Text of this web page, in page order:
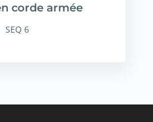
corde armée
SEQ 6